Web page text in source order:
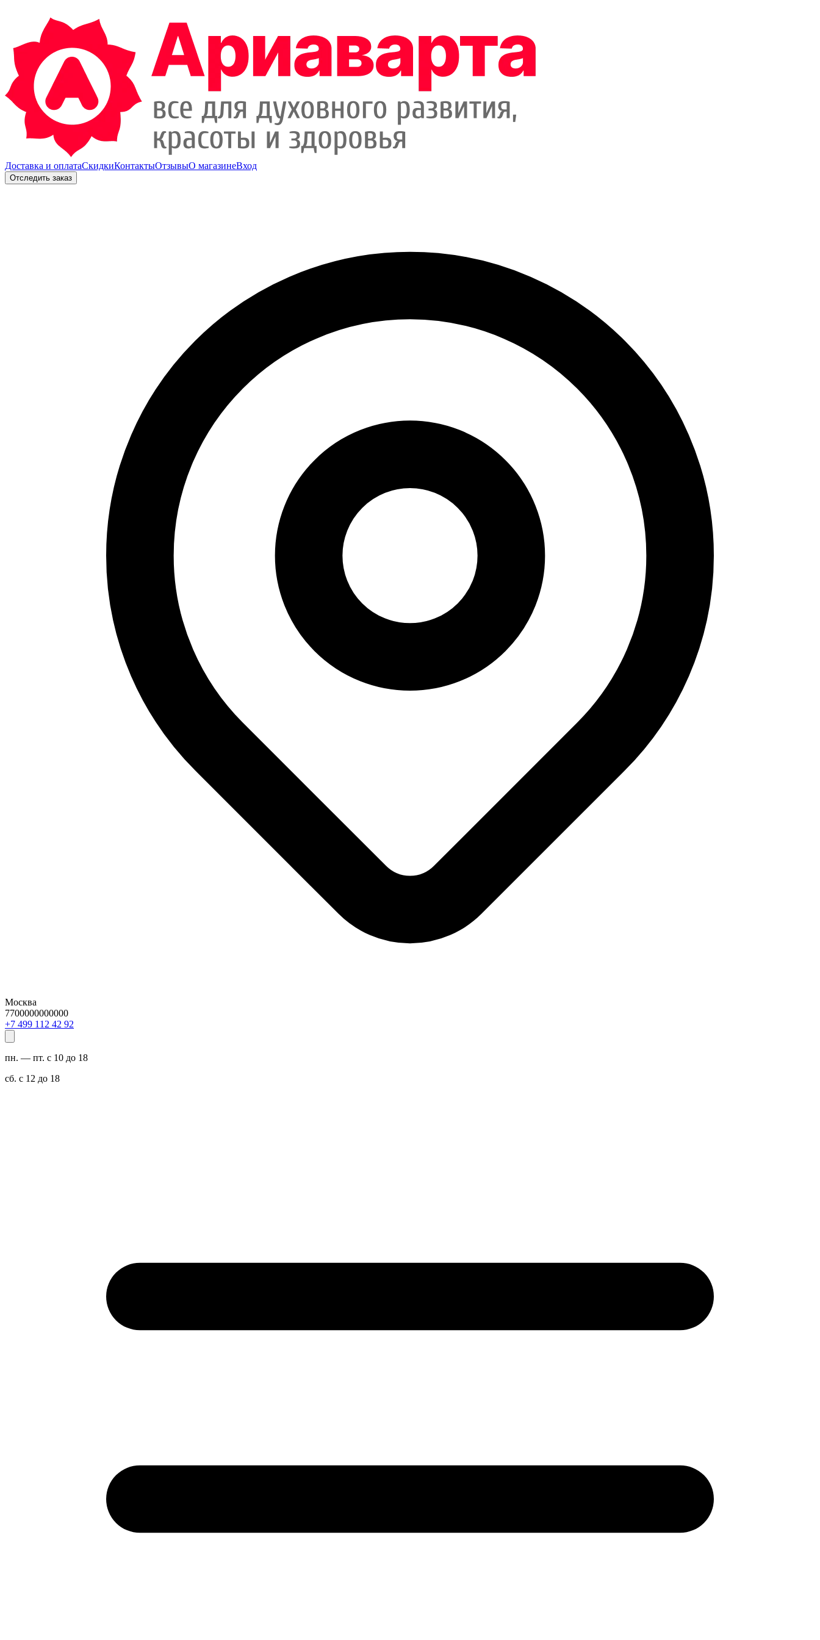
Доставка и оплатаСкидкиКонтактыОтзывыО магазинеВход
Отследить заказ
Москва
7700000000000
29 24 211 994 7+
пн. — пт. с 10 до 18
сб. с 12 до 18